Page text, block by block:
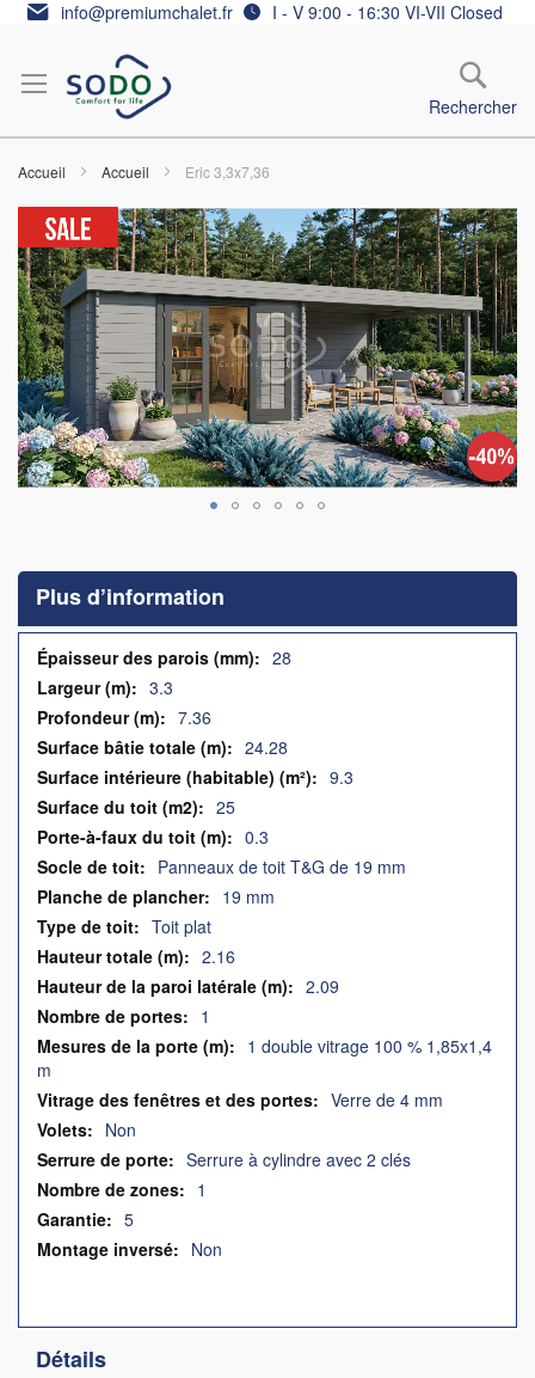
Allez info@premiumchalet.fr I - V 9:00 - 16:30 VI-VII Closed
Rechercher
Accueil Accueil Eric 3,3x7,36
Skip
to
the
end
of
the
images
gallery
the
beginning
of
the
images
gallery
Plus d’information
Plus
d’information
28
3.3
7.36
24.28
9.3
25
0.3
Panneaux de toit T&G de 19 mm
19 mm
Toit plat
2.16
2.09
1
1 double vitrage 100 % 1,85x1,4
m
Verre de 4 mm
Non
Serrure à cylindre avec 2 clés
1
5
Non
Détails